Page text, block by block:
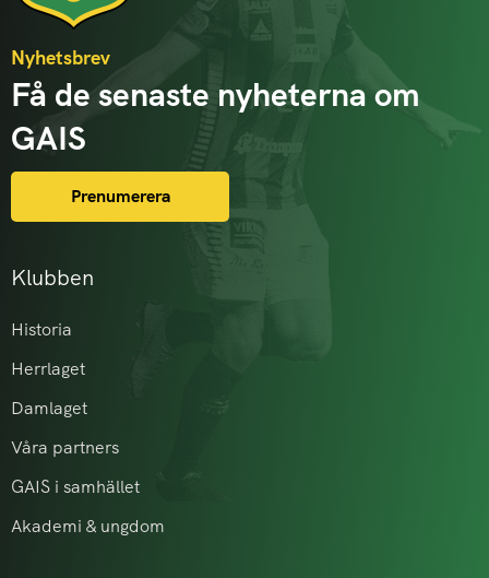
Klubben
Historia
Herrlaget
Damlaget
Våra partners
GAIS i samhället
Akademi & ungdom
Nyhetsbrev
Få de senaste nyheterna om
GAIS
Prenumerera